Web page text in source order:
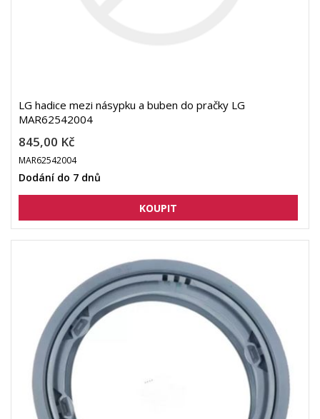
LG hadice mezi násypku a buben do pračky LG
MAR62542004
845,00 Kč
MAR62542004
Dodání do 7 dnů